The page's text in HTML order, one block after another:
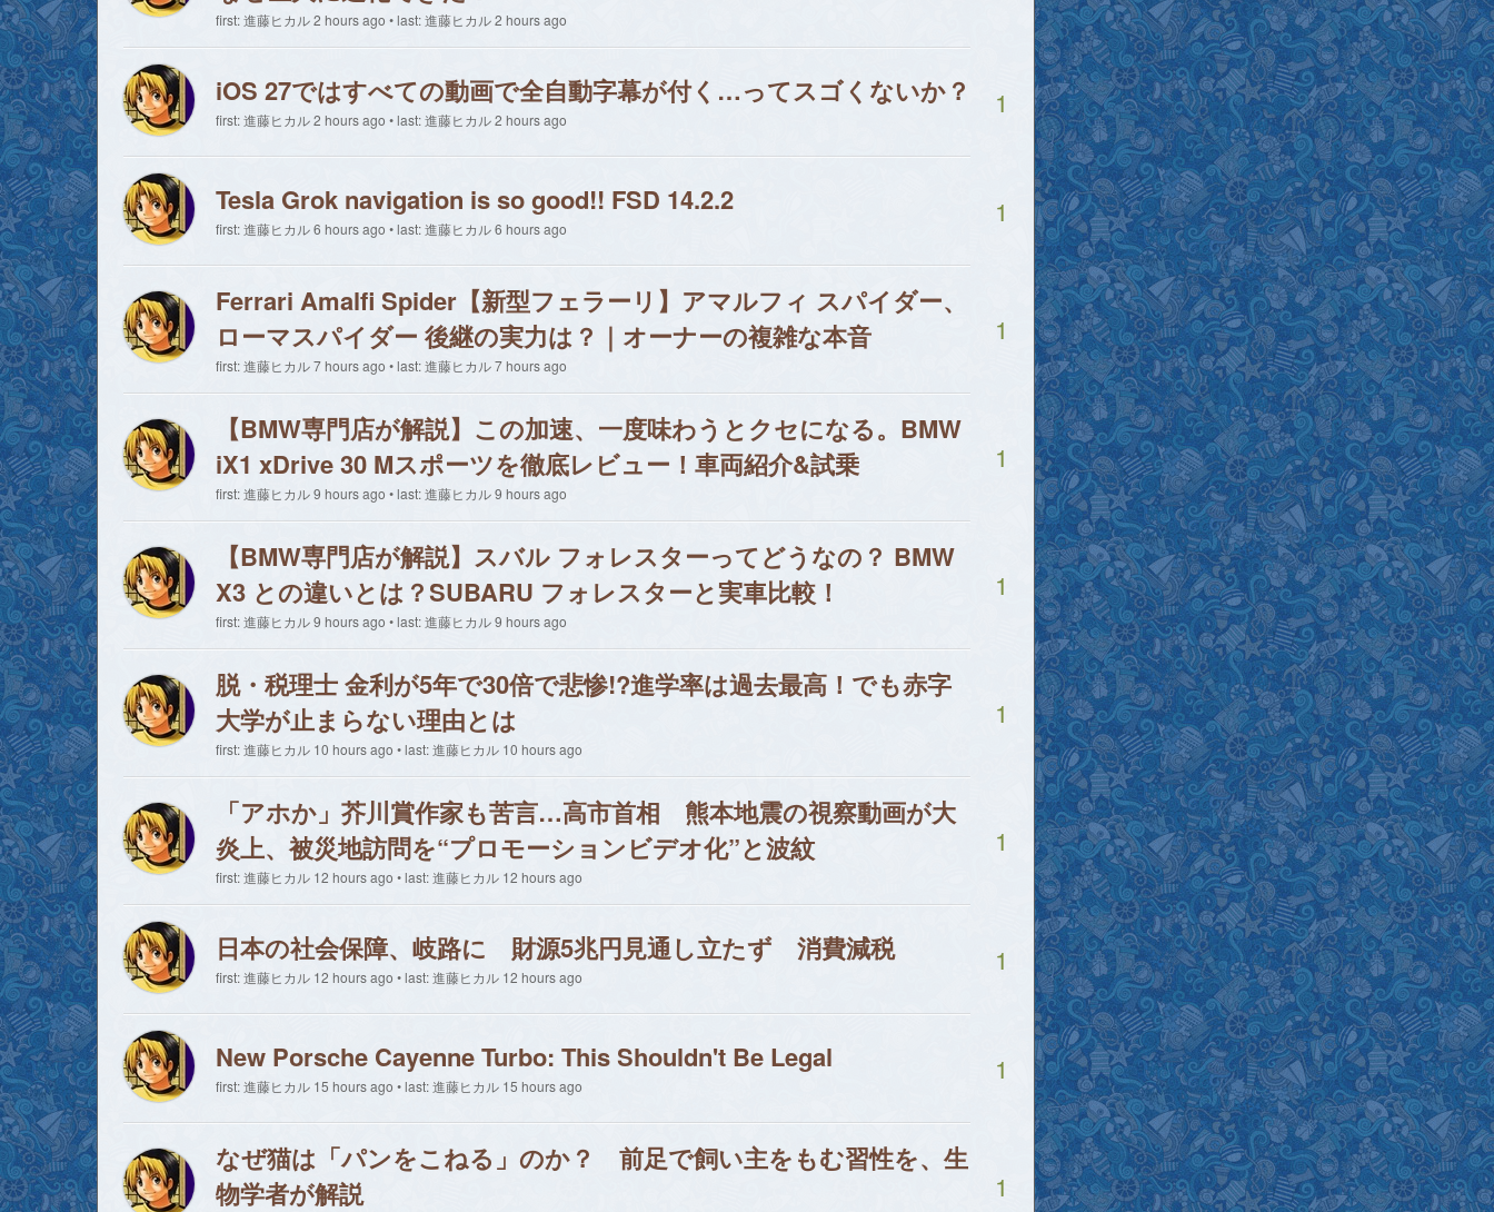
first: 進藤ヒカル 2 hours ago • last: 進藤ヒカル 2 hours ago
iOS 27ではすべての動画で全自動字幕が付く…ってスゴくないか？
first: 進藤ヒカル 2 hours ago • last: 進藤ヒカル 2 hours ago
1
Tesla Grok navigation is so good!! FSD 14.2.2
first: 進藤ヒカル 6 hours ago • last: 進藤ヒカル 6 hours ago
1
Ferrari Amalfi Spider【新型フェラーリ】アマルフィ スパイダー、
ローマスパイダー 後継の実力は？｜オーナーの複雑な本音
first: 進藤ヒカル 7 hours ago • last: 進藤ヒカル 7 hours ago
1
【BMW専門店が解説】この加速、一度味わうとクセになる。BMW
iX1 xDrive 30 Mスポーツを徹底レビュー！車両紹介&試乗
first: 進藤ヒカル 9 hours ago • last: 進藤ヒカル 9 hours ago
1
【BMW専門店が解説】スバル フォレスターってどうなの？ BMW
X3 との違いとは？SUBARU フォレスターと実車比較！
first: 進藤ヒカル 9 hours ago • last: 進藤ヒカル 9 hours ago
1
脱・税理士 金利が5年で30倍で悲惨!?進学率は過去最高！でも赤字
大学が止まらない理由とは
first: 進藤ヒカル 10 hours ago • last: 進藤ヒカル 10 hours ago
1
「アホか」芥川賞作家も苦言…高市首相 熊本地震の視察動画が大
炎上、被災地訪問を“プロモーションビデオ化”と波紋
first: 進藤ヒカル 12 hours ago • last: 進藤ヒカル 12 hours ago
1
日本の社会保障、岐路に 財源5兆円見通し立たず 消費減税
first: 進藤ヒカル 12 hours ago • last: 進藤ヒカル 12 hours ago
1
New Porsche Cayenne Turbo: This Shouldn't Be Legal
first: 進藤ヒカル 15 hours ago • last: 進藤ヒカル 15 hours ago
1
なぜ猫は「パンをこねる」のか？ 前足で飼い主をもむ習性を、生
物学者が解説
1